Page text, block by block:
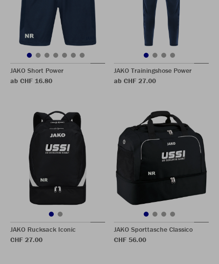
JAKO Short Power
ab CHF 16.80
JAKO Trainingshose Power
ab CHF 27.00
JAKO Rucksack Iconic
CHF 27.00
JAKO Sporttasche Classico
CHF 56.00